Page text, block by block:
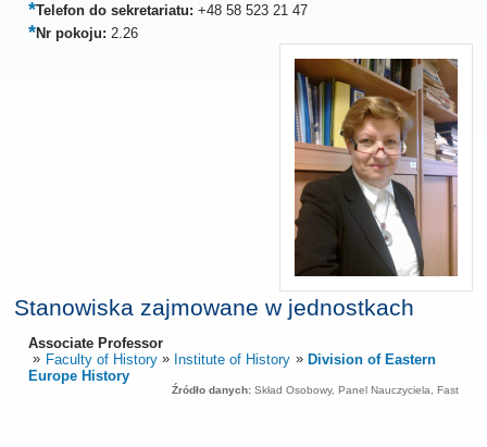
Telefon do sekretariatu: +48 58 523 21 47
Nr pokoju: 2.26
Stanowiska zajmowane w jednostkach
Associate Professor
Faculty of History
Institute of History
Division of Eastern
Europe History
Źródło danych: Skład Osobowy, Panel Nauczyciela, Fast